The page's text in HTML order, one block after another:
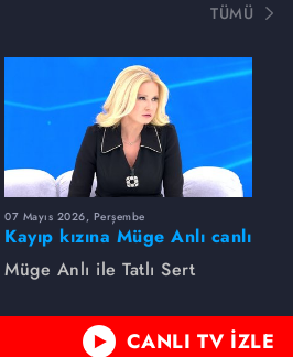
TÜMÜ
07 Mayıs 2026, Perşembe
Kayıp kızına Müge Anlı canlı
yayında kavuştu
Müge Anlı ile Tatlı Sert
CANLI TV İZLE